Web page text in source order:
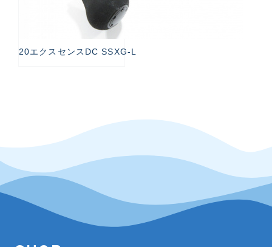
20エクスセンスDC SSXG-L